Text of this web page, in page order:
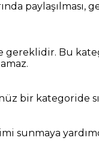
Bu
bir kategoride
sunmaya